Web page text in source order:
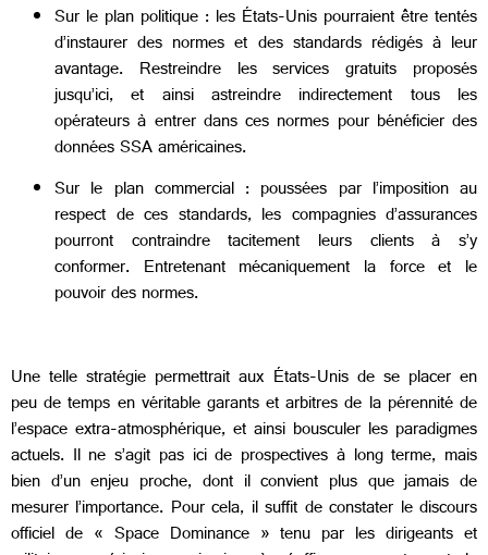
Sur le plan politique : les États-Unis pourraient être tentés
d’instaurer des normes et des standards rédigés à leur
avantage. Restreindre les services gratuits proposés
jusqu’ici, et ainsi astreindre indirectement tous les
opérateurs à entrer dans ces normes pour bénéficier des
données SSA américaines.
Sur le plan commercial : poussées par l’imposition au
respect de ces standards, les compagnies d’assurances
pourront contraindre tacitement leurs clients à s’y
conformer. Entretenant mécaniquement la force et le
pouvoir des normes.
Une telle stratégie permettrait aux États-Unis de se placer en
peu de temps en véritable garants et arbitres de la pérennité de
l’espace extra-atmosphérique, et ainsi bousculer les paradigmes
actuels. Il ne s’agit pas ici de prospectives à long terme, mais
bien d’un enjeu proche, dont il convient plus que jamais de
mesurer l’importance. Pour cela, il suffit de constater le discours
officiel de « Space Dominance » tenu par les dirigeants et